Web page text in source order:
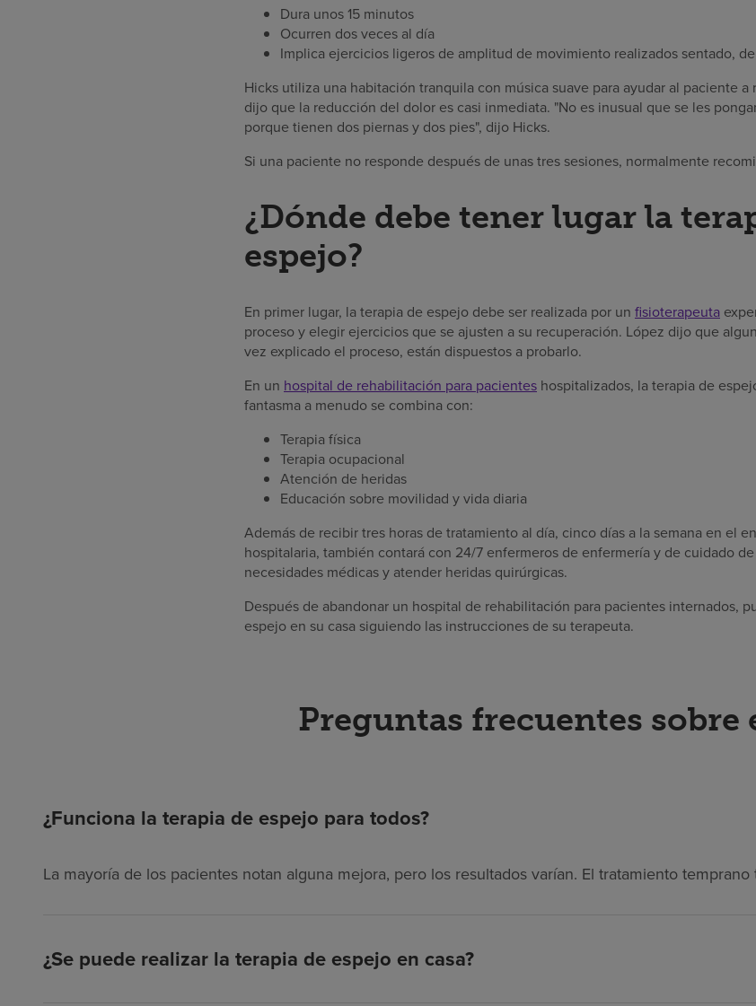
Dura unos 15 minutos
Ocurren dos veces al día
Implica ejercicios ligeros de amplitud de movimiento realizados sentado,
Hicks utiliza una habitación tranquila con música suave para ayudar al paciente a
dijo que la reducción del dolor es casi inmediata. "No es inusual que se les
porque tienen dos piernas y dos pies", dijo Hicks.
Si una paciente no responde después de unas tres sesiones, normalmente
¿Dónde debe tener lugar la
espejo?
En primer lugar, la terapia de espejo debe ser realizada por un fisioterapeuta
proceso y elegir ejercicios que se ajusten a su recuperación. López dijo que
vez explicado el proceso, están dispuestos a probarlo.
En un hospital de rehabilitación para pacientes hospitalizados, la terapia de
fantasma a menudo se combina con:
Terapia física
Terapia ocupacional
Atención de heridas
Educación sobre movilidad y vida diaria
Además de recibir tres horas de tratamiento al día, cinco días a la semana en el
hospitalaria, también contará con 24/7 enfermeros de enfermería y de cuidado
necesidades médicas y atender heridas quirúrgicas.
Después de abandonar un hospital de rehabilitación para pacientes internados,
espejo en su casa siguiendo las instrucciones de su terapeuta.
Preguntas frecuentes sobre
¿Funciona la terapia de espejo para todos?
La mayoría de los pacientes notan alguna mejora, pero los resultados varían. El tratamiento
¿Se puede realizar la terapia de espejo en casa?